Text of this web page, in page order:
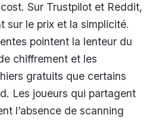
Sur Trustpilot et Reddit,
sur le prix et la simplicité.
pointent la lenteur du
chiffrement et les
gratuits que certains
Les joueurs qui partagent
l’absence de scanning